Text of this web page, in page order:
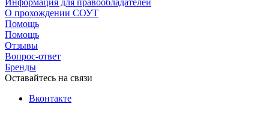
Информация для правообладателей
О прохождении СОУТ
Помощь
Помощь
Отзывы
Вопрос-ответ
Бренды
Оставайтесь на связи
Вконтакте